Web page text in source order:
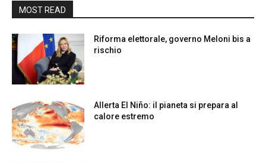
MOST READ
Riforma elettorale, governo Meloni bis a
rischio
Allerta El Niño: il pianeta si prepara al
calore estremo